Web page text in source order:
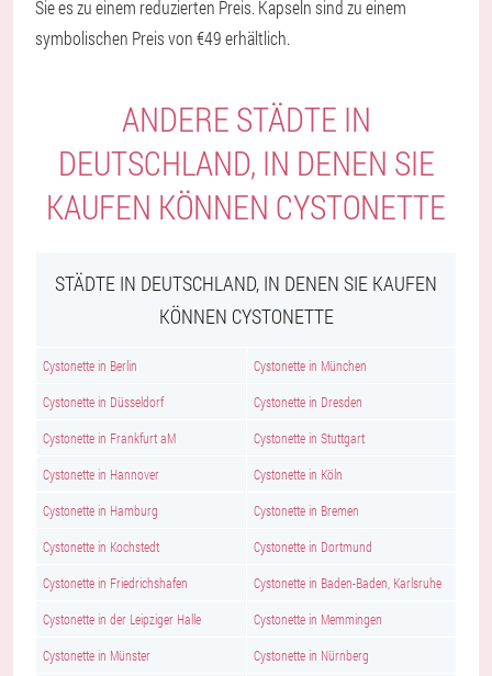
Sie es zu einem reduzierten Preis. Kapseln sind zu einem
symbolischen Preis von €49 erhältlich.
ANDERE STÄDTE IN
DEUTSCHLAND, IN DENEN SIE
KAUFEN KÖNNEN CYSTONETTE
STÄDTE IN DEUTSCHLAND, IN DENEN SIE KAUFEN
KÖNNEN CYSTONETTE
Cystonette in Berlin Cystonette in München
Cystonette in Düsseldorf Cystonette in Dresden
Cystonette in Frankfurt aM Cystonette in Stuttgart
Cystonette in Hannover Cystonette in Köln
Cystonette in Hamburg Cystonette in Bremen
Cystonette in Kochstedt Cystonette in Dortmund
Cystonette in Friedrichshafen Cystonette in Baden-Baden, Karlsruhe
Cystonette in der Leipziger Halle Cystonette in Memmingen
Cystonette in Münster Cystonette in Nürnberg